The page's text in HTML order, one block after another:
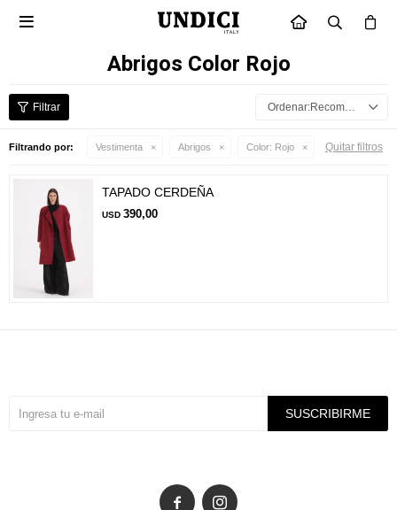
INICIO

Abrigos Color Rojo
Recomendados
Filtrando por: Vestimenta Abrigos Color: Rojo Quitar filtros
TAPADO CERDEÑA
USD 390,00
SUSCRIBIRME
 